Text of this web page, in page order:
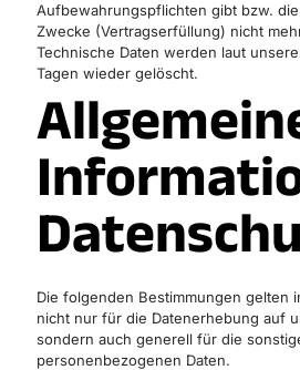
Aufbewahrungspflichten gibt bzw.
Zwecke (Vertragserfüllung) nicht
Technische Daten werden laut
Tagen wieder gelöscht.
Die folgenden Bestimmungen gelten
nicht nur für die Datenerhebung auf
sondern auch generell für die
personenbezogenen Daten.